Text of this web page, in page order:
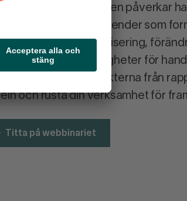
hur lågkonjunkturen påverkar
– och vilka trender som
tio åren. Digitalisering,
och nya möjligheter för
av de viktigaste insikterna från
och rusta din verksamhet för
Titta på webbinariet